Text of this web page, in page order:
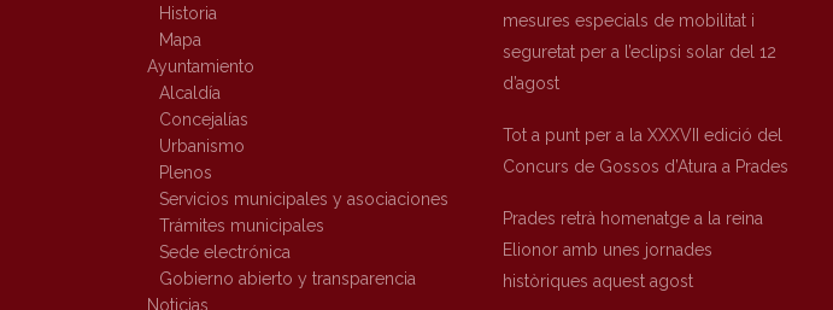
Historia
Mapa
Ayuntamiento
Alcaldía
Concejalías
Urbanismo
Plenos
Servicios municipales y asociaciones
Trámites municipales
Sede electrónica
Gobierno abierto y transparencia
Noticias
mesures especials de mobilitat i
seguretat per a l’eclipsi solar del 12
d’agost
Tot a punt per a la XXXVII edició del
Concurs de Gossos d’Atura a Prades
Prades retrà homenatge a la reina
Elionor amb unes jornades
històriques aquest agost